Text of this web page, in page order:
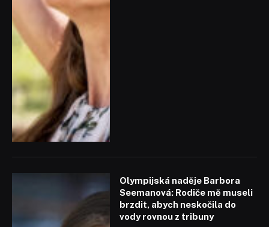
Olympijská naděje Barbora
Seemanová: Rodiče mě museli
brzdit, abych neskočila do
vody rovnou z tribuny